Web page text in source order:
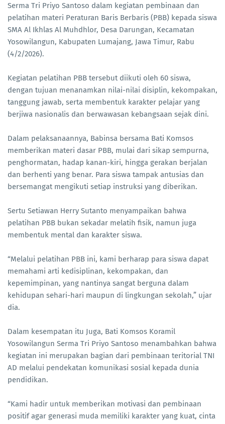
Serma Tri Priyo Santoso dalam kegiatan pembinaan dan
pelatihan materi Peraturan Baris Berbaris (PBB) kepada siswa
SMA Al Ikhlas Al Muhdhlor, Desa Darungan, Kecamatan
Yosowilangun, Kabupaten Lumajang, Jawa Timur, Rabu
(4/2/2026).
Kegiatan pelatihan PBB tersebut diikuti oleh 60 siswa,
dengan tujuan menanamkan nilai-nilai disiplin, kekompakan,
tanggung jawab, serta membentuk karakter pelajar yang
berjiwa nasionalis dan berwawasan kebangsaan sejak dini.
Dalam pelaksanaannya, Babinsa bersama Bati Komsos
memberikan materi dasar PBB, mulai dari sikap sempurna,
penghormatan, hadap kanan-kiri, hingga gerakan berjalan
dan berhenti yang benar. Para siswa tampak antusias dan
bersemangat mengikuti setiap instruksi yang diberikan.
Sertu Setiawan Herry Sutanto menyampaikan bahwa
pelatihan PBB bukan sekadar melatih fisik, namun juga
membentuk mental dan karakter siswa.
“Melalui pelatihan PBB ini, kami berharap para siswa dapat
memahami arti kedisiplinan, kekompakan, dan
kepemimpinan, yang nantinya sangat berguna dalam
kehidupan sehari-hari maupun di lingkungan sekolah,” ujar
dia.
Dalam kesempatan itu Juga, Bati Komsos Koramil
Yosowilangun Serma Tri Priyo Santoso menambahkan bahwa
kegiatan ini merupakan bagian dari pembinaan teritorial TNI
AD melalui pendekatan komunikasi sosial kepada dunia
pendidikan.
“Kami hadir untuk memberikan motivasi dan pembinaan
positif agar generasi muda memiliki karakter yang kuat, cinta